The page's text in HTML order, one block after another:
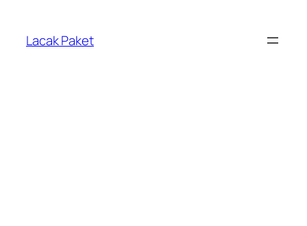
konten
Lacak Paket